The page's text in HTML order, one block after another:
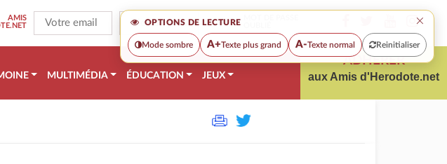
OPTIONS DE LECTURE ×
Mode sombre A+Texte plus grand A-Texte normal Reinitialiser
AMIS
MULTIMÉDIA ÉDUCATION JEUX
ADHÉRER
aux Amis d'Herodote.net